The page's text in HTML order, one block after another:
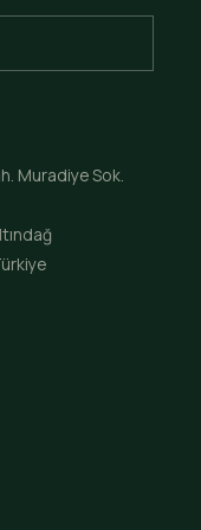
Muradiye Sok.